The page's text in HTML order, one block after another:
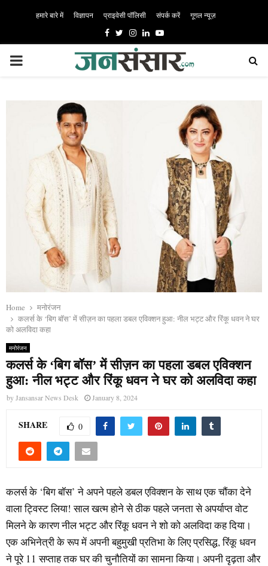
हमारे बारे में विज्ञापन प्राइवेसी पॉलिसी संपर्क करें गूगल न्यूज़
Facebook
TwitterInstagram
LinkedinYoutube
PRIMARY
Home
मनोरंजन
कलर्स के ‘बिग बॉस’ में सीज़न का पहला डबल एविक्शन हुआ: नील भट्ट और रिंकू धवन ने घर
को अलविदा कहा
मनोरंजन
कलर्स के ‘बिग बॉस’ में सीज़न का पहला डबल एविक्शन
हुआ: नील भट्ट और रिंकू धवन ने घर को अलविदा कहा
byJansansar News Desk January 8, 2024
SHARE 0
कलर्स के ‘बिग बॉस’ ने अपने पहले डबल एविक्शन के साथ एक चौंका देने
वाला ट्विस्ट लिया! साल खत्म होने से ठीक पहले जनता से अपर्याप्त वोट
मिलने के कारण नील भट्ट और रिंकू धवन ने शो को अलविदा कह दिया।
एक अभिनेत्री के रूप में अपनी बहुमुखी प्रतिभा के लिए प्रसिद्ध, रिंकू धवन
ने पूरे 11 सप्ताह तक घर की चुनौतियों का सामना किया। अपनी दृढ़ता और